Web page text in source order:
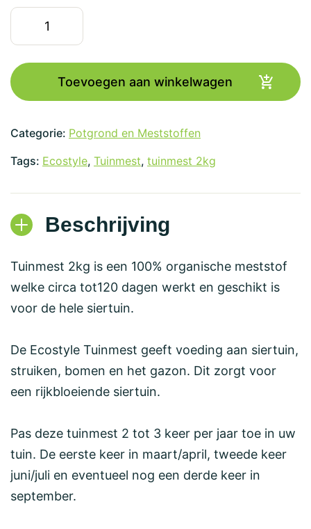
Tuinmest
2kg
Toevoegen aan winkelwagen
Categorie: Potgrond en Meststoffen
Tags: Ecostyle, Tuinmest, tuinmest 2kg
Beschrijving
Tuinmest 2kg is een 100% organische meststof
welke circa tot120 dagen werkt en geschikt is
voor de hele siertuin.
De Ecostyle Tuinmest geeft voeding aan siertuin,
struiken, bomen en het gazon. Dit zorgt voor
een rijkbloeiende siertuin.
Pas deze tuinmest 2 tot 3 keer per jaar toe in uw
tuin. De eerste keer in maart/april, tweede keer
juni/juli en eventueel nog een derde keer in
september.